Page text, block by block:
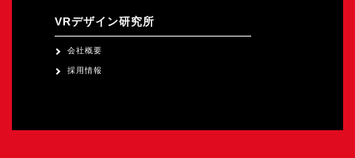
VRデザイン研究所
会社概要
採用情報